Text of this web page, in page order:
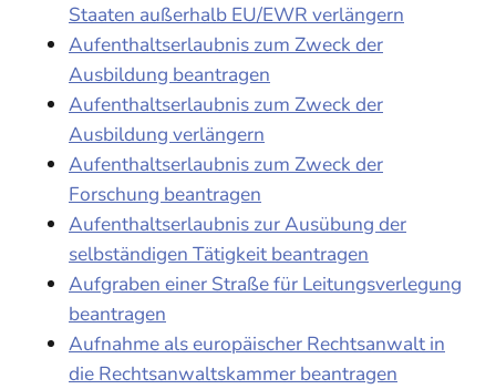
Staaten außerhalb EU/EWR verlängern
Aufenthaltserlaubnis zum Zweck der
Ausbildung beantragen
Aufenthaltserlaubnis zum Zweck der
Ausbildung verlängern
Aufenthaltserlaubnis zum Zweck der
Forschung beantragen
Aufenthaltserlaubnis zur Ausübung der
selbständigen Tätigkeit beantragen
Aufgraben einer Straße für Leitungsverlegung
beantragen
Aufnahme als europäischer Rechtsanwalt in
die Rechtsanwaltskammer beantragen